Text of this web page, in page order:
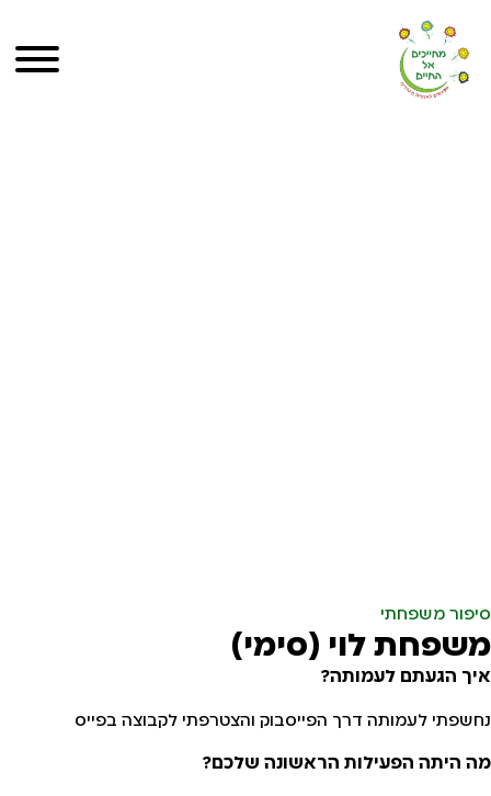
משפחת לוי (סימי)
סיפור משפחתי
איך הגעתם לעמותה?
נחשפתי לעמותה דרך הפייסבוק והצטרפתי לקבוצה בפייס
מה היתה הפעילות הראשונה שלכם?